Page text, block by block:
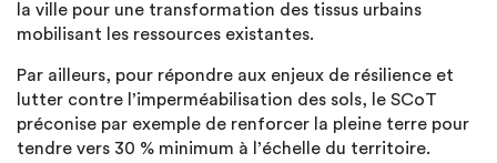
la ville pour une transformation des tissus urbains
mobilisant les ressources existantes.
Par ailleurs, pour répondre aux enjeux de résilience et
lutter contre l’imperméabilisation des sols, le SCoT
préconise par exemple de renforcer la pleine terre pour
tendre vers 30 % minimum à l’échelle du territoire.